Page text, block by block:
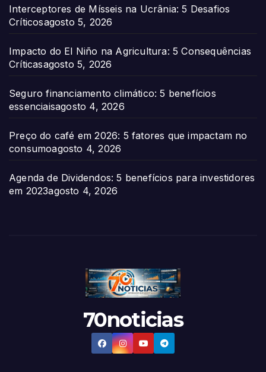
Interceptores de Mísseis na Ucrânia: 5 Desafios
Críticosagosto 5, 2026
Impacto do El Niño na Agricultura: 5 Consequências
Críticasagosto 5, 2026
Seguro financiamento climático: 5 benefícios
essenciaisagosto 4, 2026
Preço do café em 2026: 5 fatores que impactam no
consumoagosto 4, 2026
Agenda de Dividendos: 5 benefícios para investidores
em 2023agosto 4, 2026
70noticias